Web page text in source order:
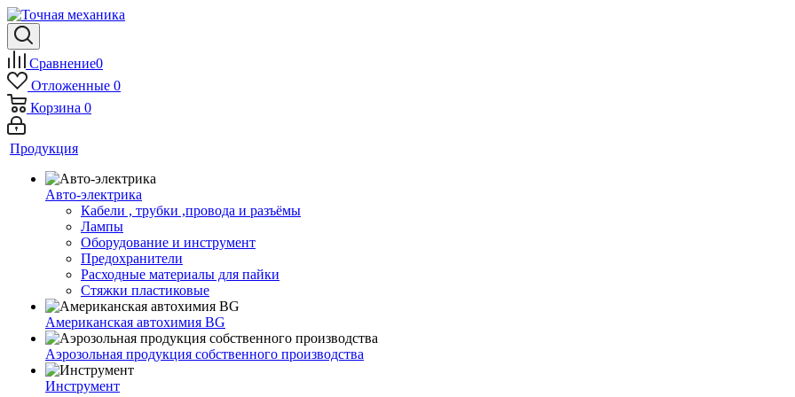
Сравнение0
Отложенные 0
Корзина 0
Продукция
Авто-электрика
Кабели , трубки ,провода и разъёмы
Лампы
Оборудование и инструмент
Предохранители
Расходные материалы для пайки
Стяжки пластиковые
Американская автохимия BG
Аэрозольная продукция собственного производства
Инструмент